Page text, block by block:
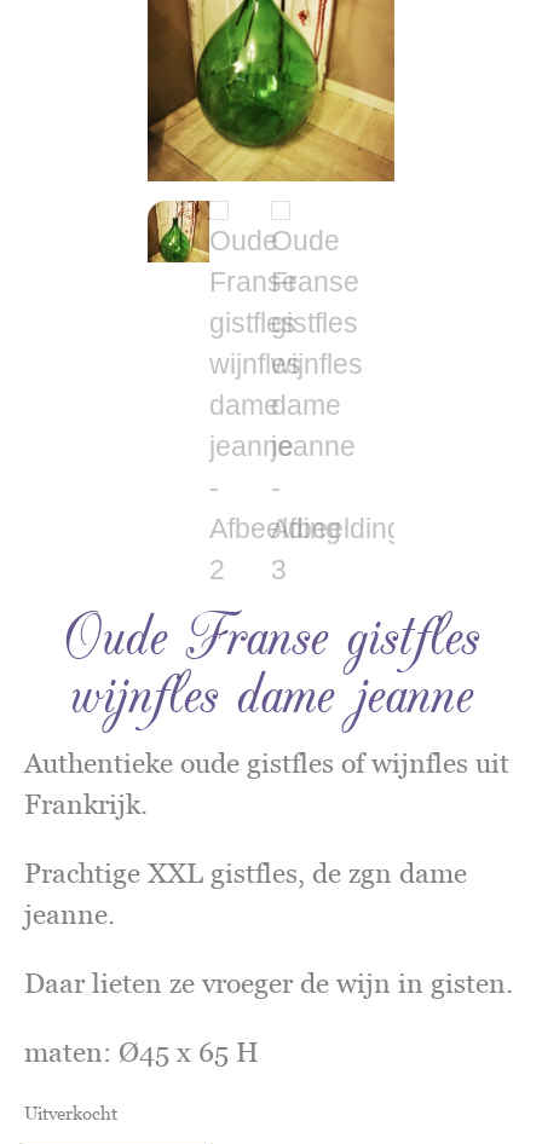
Oude Franse gistfles
wijnfles dame jeanne
Authentieke oude gistfles of wijnfles uit
Frankrijk.
Prachtige XXL gistfles, de zgn dame
jeanne.
Daar lieten ze vroeger de wijn in gisten.
maten: Ø45 x 65 H
Uitverkocht